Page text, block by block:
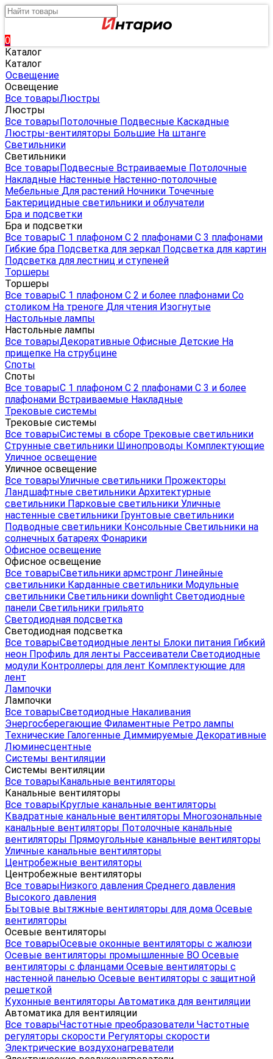
0
Каталог
Каталог
Освещение
Освещение
Все товарыЛюстры
Люстры
Все товарыПотолочные Подвесные Каскадные
Люстры-вентиляторы Большие На штанге
Светильники
Светильники
Все товарыПодвесные Встраиваемые Потолочные
Накладные Настенные Настенно-потолочные
Мебельные Для растений Ночники Точечные
Бактерицидные светильники и облучатели
Бра и подсветки
Бра и подсветки
Все товарыС 1 плафоном С 2 плафонами С 3 плафонами
Гибкие бра Подсветка для зеркал Подсветка для картин
Подсветка для лестниц и ступеней
Торшеры
Торшеры
Все товарыС 1 плафоном С 2 и более плафонами Со
столиком На треноге Для чтения Изогнутые
Настольные лампы
Настольные лампы
Все товарыДекоративные Офисные Детские На
прищепке На струбцине
Споты
Споты
Все товарыС 1 плафоном С 2 плафонами С 3 и более
плафонами Встраиваемые Накладные
Трековые системы
Трековые системы
Все товарыСистемы в сборе Трековые светильники
Струнные светильники Шинопроводы Комплектующие
Уличное освещение
Уличное освещение
Все товарыУличные светильники Прожекторы
Ландшафтные светильники Архитектурные
светильники Парковые светильники Уличные
настенные светильники Грунтовые светильники
Подводные светильники Консольные Светильники на
солнечных батареях Фонарики
Офисное освещение
Офисное освещение
Все товарыСветильники армстронг Линейные
светильники Карданные светильники Модульные
светильники Светильники downlight Светодиодные
панели Светильники грильято
Светодиодная подсветка
Светодиодная подсветка
Все товарыСветодиодные ленты Блоки питания Гибкий
неон Профиль для ленты Рассеиватели Светодиодные
модули Контроллеры для лент Комплектующие для
лент
Лампочки
Лампочки
Все товарыСветодиодные Накаливания
Энергосберегающие Филаментные Ретро лампы
Технические Галогенные Диммируемые Декоративные
Люминесцентные
Системы вентиляции
Системы вентиляции
Все товарыКанальные вентиляторы
Канальные вентиляторы
Все товарыКруглые канальные вентиляторы
Квадратные канальные вентиляторы Многозональные
канальные вентиляторы Потолочные канальные
вентиляторы Прямоугольные канальные вентиляторы
Уличные канальные вентиляторы
Центробежные вентиляторы
Центробежные вентиляторы
Все товарыНизкого давления Среднего давления
Высокого давления
Бытовые вытяжные вентиляторы для дома Осевые
вентиляторы
Осевые вентиляторы
Все товарыОсевые оконные вентиляторы с жалюзи
Осевые вентиляторы промышленные ВО Осевые
вентиляторы с фланцами Осевые вентиляторы с
настенной панелью Осевые вентиляторы с защитной
решеткой
Кухонные вентиляторы Автоматика для вентиляции
Автоматика для вентиляции
Все товарыЧастотные преобразователи Частотные
регуляторы скорости Регуляторы скорости
Электрические воздухонагреватели